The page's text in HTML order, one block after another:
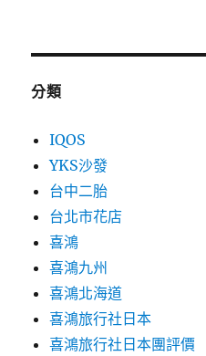
分類
IQOS
YKS沙發
台中二胎
台北市花店
喜鴻
喜鴻九州
喜鴻北海道
喜鴻旅行社日本
喜鴻旅行社日本團評價